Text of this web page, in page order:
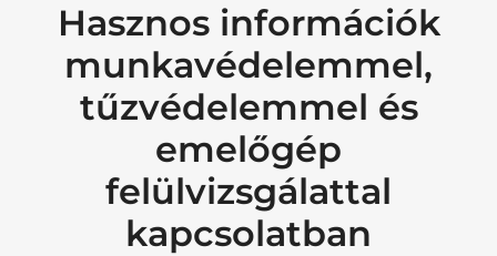
Hasznos információk
munkavédelemmel,
tűzvédelemmel és
emelőgép
felülvizsgálattal
kapcsolatban